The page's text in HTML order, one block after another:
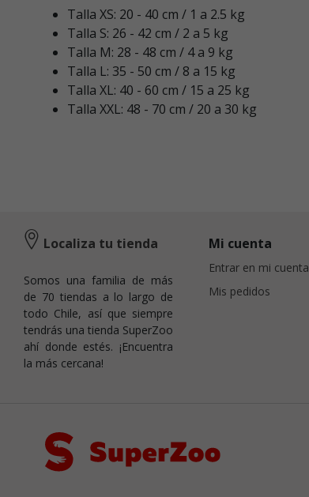
Talla XS: 20 - 40 cm / 1 a 2.5 kg
Talla S: 26 - 42 cm / 2 a 5 kg
Talla M: 28 - 48 cm / 4 a 9 kg
Talla L: 35 - 50 cm / 8 a 15 kg
Talla XL: 40 - 60 cm / 15 a 25 kg
Talla XXL: 48 - 70 cm / 20 a 30 kg
Localiza tu tienda
Somos una familia de más
de 70 tiendas a lo largo de
todo Chile, así que siempre
tendrás una tienda SuperZoo
ahí donde estés. ¡Encuentra
la más cercana!
Mi cuenta
Entrar en mi cuenta
Mis pedidos